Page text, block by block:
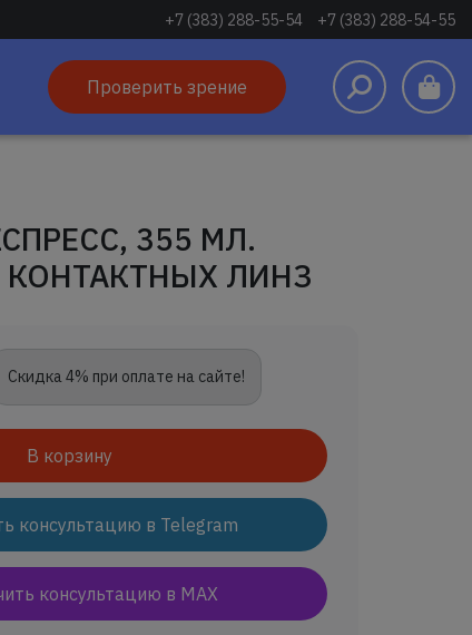
+7 (383) 288-55-54 +7 (383) 288-54-55
Проверить зрение
355 МЛ.
КОНТАКТНЫХ ЛИНЗ
Скидка 4% при оплате на сайте!
В корзину
консультацию в Telegram
консультацию в MAX